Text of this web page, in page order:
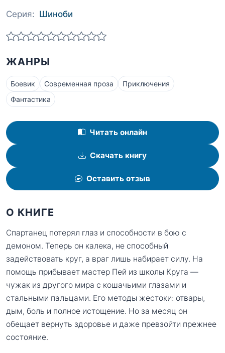
Серия: Шиноби
ЖАНРЫ
Боевик Современная проза
Приключения
Фантастика
Читать онлайн
Скачать книгу
Оставить отзыв
О КНИГЕ
Спартанец потерял глаз и способности в бою с
демоном. Теперь он калека, не способный
задействовать круг, а враг лишь набирает силу. На
помощь прибывает мастер Пей из школы Круга —
чужак из другого мира с кошачьими глазами и
стальными пальцами. Его методы жестоки: отвары,
дым, боль и полное истощение. Но за месяц он
обещает вернуть здоровье и даже превзойти прежнее
состояние.